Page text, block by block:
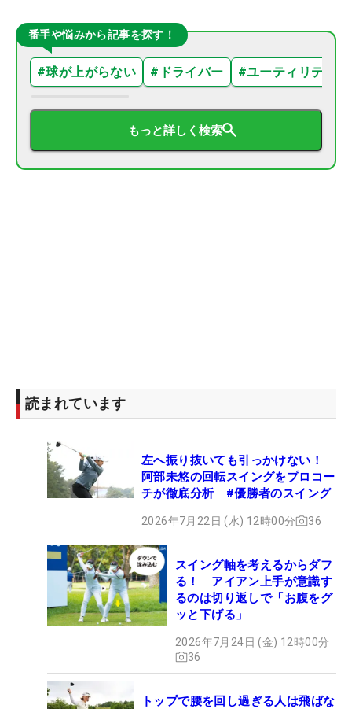
番手や悩みから記事を探す！
#球が上がらない # ドライバー #ユーティリティ
もっと詳しく検索
読まれています
左へ振り抜いても引っかけない！
阿部未悠の回転スイングをプロコー
チが徹底分析 #優勝者のスイング
2026年7月22日 (水) 12時00分 36
スイング軸を考えるからダフ
る！ アイアン上手が意識す
るのは切り返しで「お腹をグ
ッと下げる」
2026年7月24日 (金) 12時00分
36
トップで腰を回し過ぎる人は飛ばな